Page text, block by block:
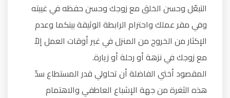
التبعّل وحسن الخلق مع زوجك وحسن حفظه في غيبته
وفي مقر عملك واحترام الرابطة الوثيقة بينكما وعدم
الإكثار من الخروج من المنزل في غير أوقات العمل إلاّ
مع زوجك في نزهة أو رحلة أو زيارة.
المقصود أختي الفاضلة أن تحاولي قدر المستطاع سدّ
هذه الثغرة من جهة الإشباع العاطفي والاهتمام